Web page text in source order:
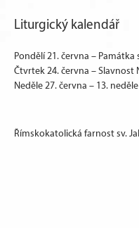
Liturgický kalendář
Pondělí 21. června –
Čtvrtek 24. června – Slavnost
Neděle 27. června – 13.
Římskokatolická farnost sv.